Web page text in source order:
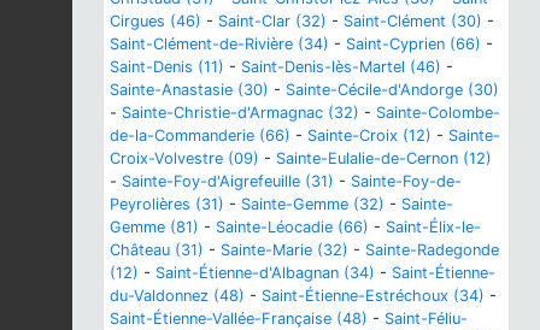
Cirgues (46) - Saint-Clar (32) - Saint-Clément (30) -
Saint-Clément-de-Rivière (34) - Saint-Cyprien (66) -
Saint-Denis (11) - Saint-Denis-lès-Martel (46) -
Sainte-Anastasie (30) - Sainte-Cécile-d'Andorge (30)
- Sainte-Christie-d'Armagnac (32) - Sainte-Colombe-
de-la-Commanderie (66) - Sainte-Croix (12) - Sainte-
Croix-Volvestre (09) - Sainte-Eulalie-de-Cernon (12)
- Sainte-Foy-d'Aigrefeuille (31) - Sainte-Foy-de-
Peyrolières (31) - Sainte-Gemme (32) - Sainte-
Gemme (81) - Sainte-Léocadie (66) - Saint-Élix-le-
Château (31) - Sainte-Marie (32) - Sainte-Radegonde
(12) - Saint-Étienne-d'Albagnan (34) - Saint-Étienne-
du-Valdonnez (48) - Saint-Étienne-Estréchoux (34) -
Saint-Étienne-Vallée-Française (48) - Saint-Féliu-